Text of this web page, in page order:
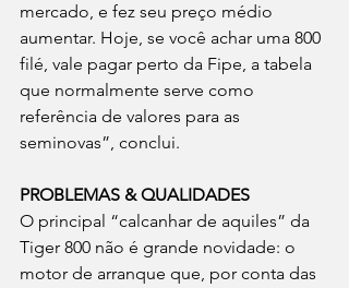
mercado, e fez seu preço médio
aumentar. Hoje, se você achar uma 800
filé, vale pagar perto da Fipe, a tabela
que normalmente serve como
referência de valores para as
seminovas”, conclui.
PROBLEMAS & QUALIDADES
O principal “calcanhar de aquiles” da
Tiger 800 não é grande novidade: o
motor de arranque que, por conta das